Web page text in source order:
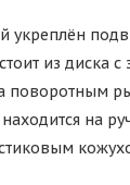
укреплён
из диска с
поворотным
на